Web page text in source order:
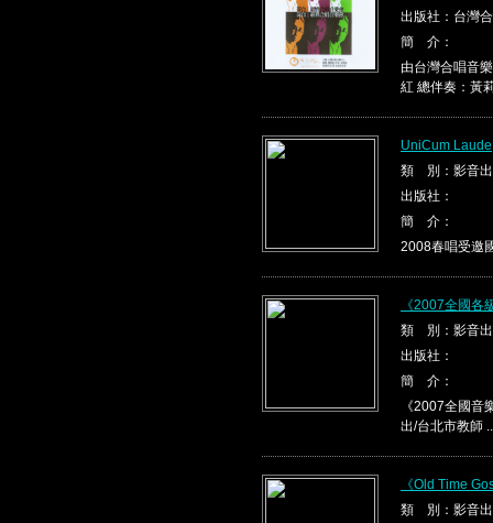
出版社：台灣
簡 介：
由台灣合唱音
紅 總伴奏：黃
UniCum Laude
類 別：影音
出版社：
簡 介：
2008春唱受邀
《2007全國各
類 別：影音
出版社：
簡 介：
《2007全國
出/台北市教師
《Old Time
類 別：影音